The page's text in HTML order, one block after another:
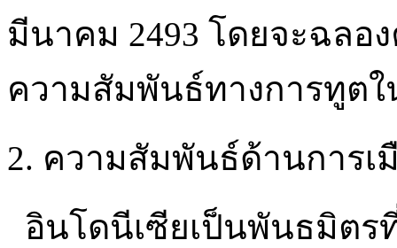
มีนาคม 2493 โดยจะฉลอ
ความสัมพันธ์ทางการทูตใ
2. ความสัมพันธ์ด้านการเ
อินโดนีเซียเป็นพันธมิต